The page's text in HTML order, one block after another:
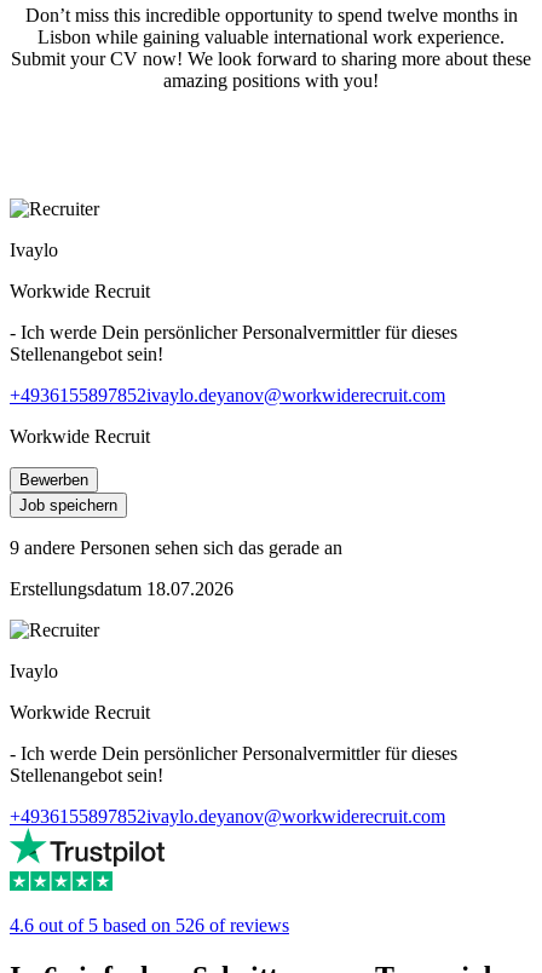
Don’t miss this incredible opportunity to spend twelve months in
Lisbon while gaining valuable international work experience.
Submit your CV now! We look forward to sharing more about these
amazing positions with you!
Ivaylo
Workwide Recruit
- Ich werde Dein persönlicher Personalvermittler für dieses
Stellenangebot sein!
+4936155897852ivaylo.deyanov@workwiderecruit.com
Workwide Recruit
Bewerben
Job speichern
9 andere Personen sehen sich das gerade an
Erstellungsdatum 18.07.2026
Ivaylo
Workwide Recruit
- Ich werde Dein persönlicher Personalvermittler für dieses
Stellenangebot sein!
+4936155897852ivaylo.deyanov@workwiderecruit.com
4.6 out of 5 based on 526 of reviews